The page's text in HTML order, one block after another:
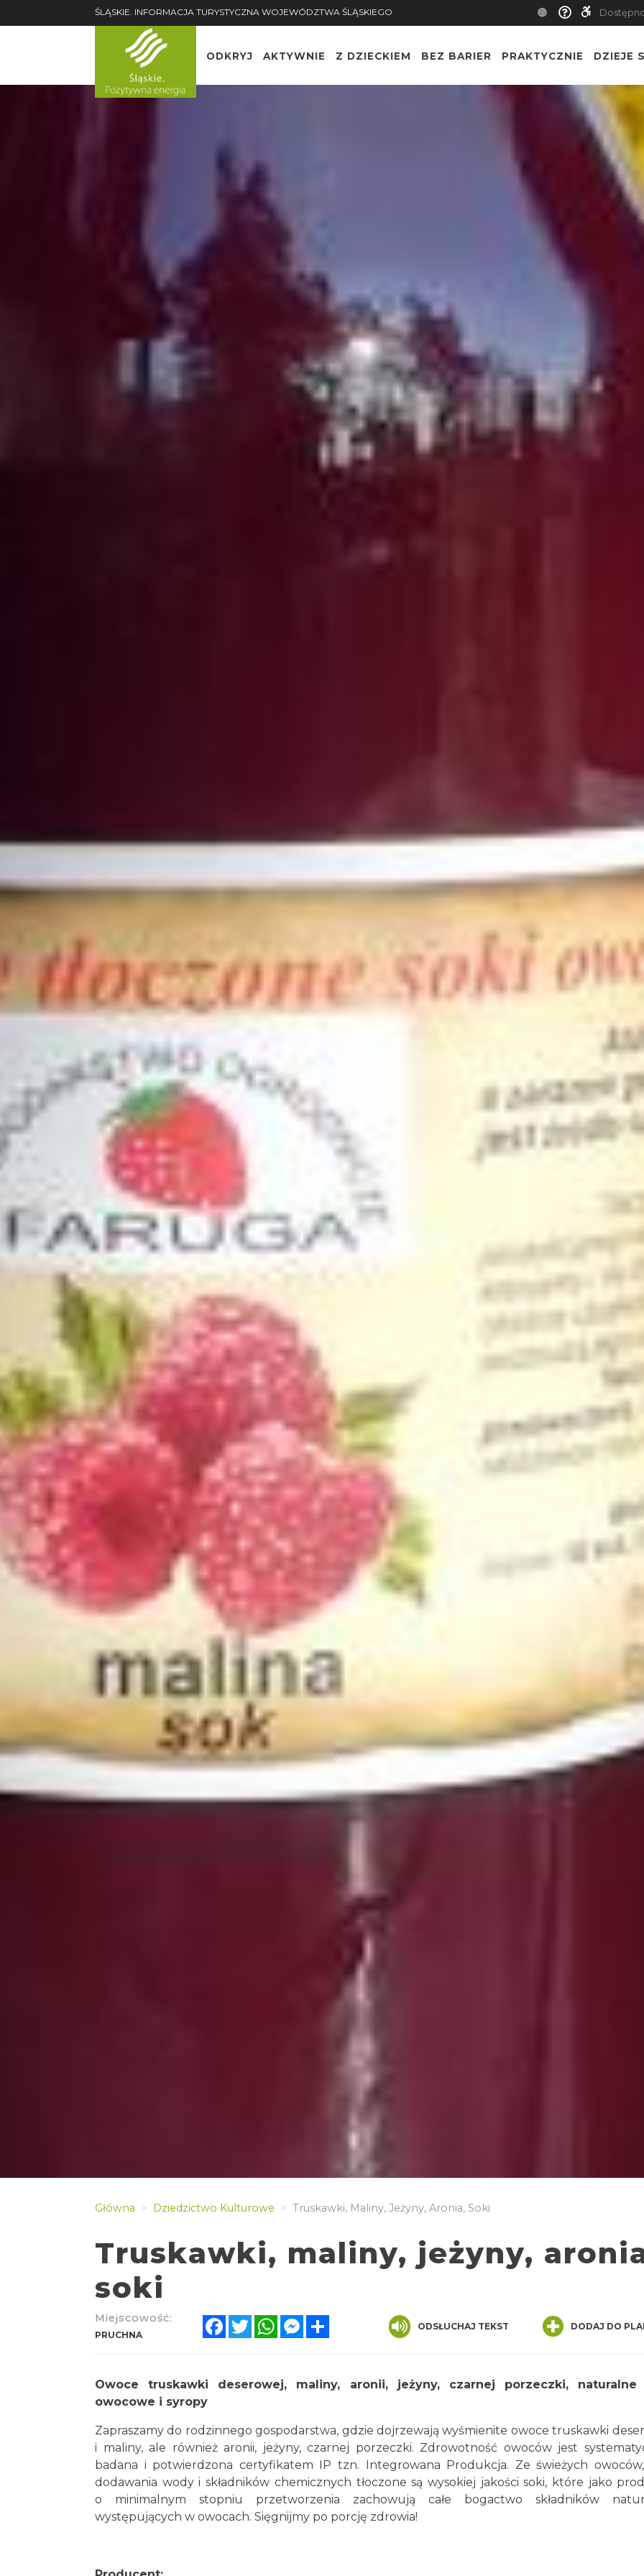
ŚLĄSKIE. INFORMACJA TURYSTYCZNA WOJEWÓDZTWA ŚLĄSKIEGO
ODKRYJ AKTYWNIE Z DZIECKIEM BEZ BARIER PRAKTYCZNIE DZIEJE
Główna Dziedzictwo Kulturowe Truskawki, Maliny, Jeżyny, Aronia, Soki
Truskawki, maliny, jeżyny,
soki
Miejscowość:
PRUCHNA
FacebookTwitterWhatsAppMessenger ODSŁUCHAJ TEKST DODAJ DO
Owoce truskawki deserowej, maliny, aronii, jeżyny, czarnej porzeczki, naturalne
owocowe i syropy
Zapraszamy do rodzinnego gospodarstwa, gdzie dojrzewają wyśmienite owoce truskawki
i maliny, ale również aronii, jeżyny, czarnej porzeczki. Zdrowotność owoców jest
badana i potwierdzona certyfikatem IP tzn. Integrowana Produkcja. Ze świeżych
dodawania wody i składników chemicznych tłoczone są wysokiej jakości soki, które jako
o minimalnym stopniu przetworzenia zachowują całe bogactwo składników
występujących w owocach. Sięgnijmy po porcję zdrowia!